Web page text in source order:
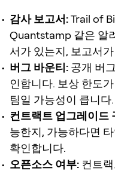
감사 보고서:Trail of
Quantstamp 같은 알
서가 있는지, 보고서
버그 바운티: 공개 버
인합니다. 보상 한도
팀일 가능성이 큽니다.
컨트랙트 업그레이드
능한지, 가능하다면
확인합니다.
오픈소스 여부: 컨트